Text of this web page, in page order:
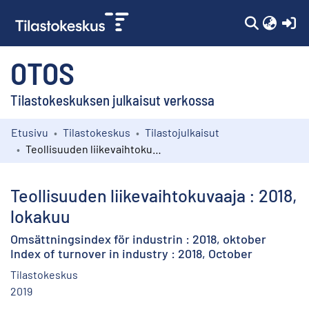
OTOS
Tilastokeskuksen julkaisut verkossa
Kokoelmat
Etusivu Tilastokeskus
Tilastojulkaisut
Teollisuuden liikevaihtokuvaaja : 2018,
lokakuu
Omsättningsindex för industrin : 2018, oktober
Index of turnover in industry : 2018, October
Tilastokeskus
2019